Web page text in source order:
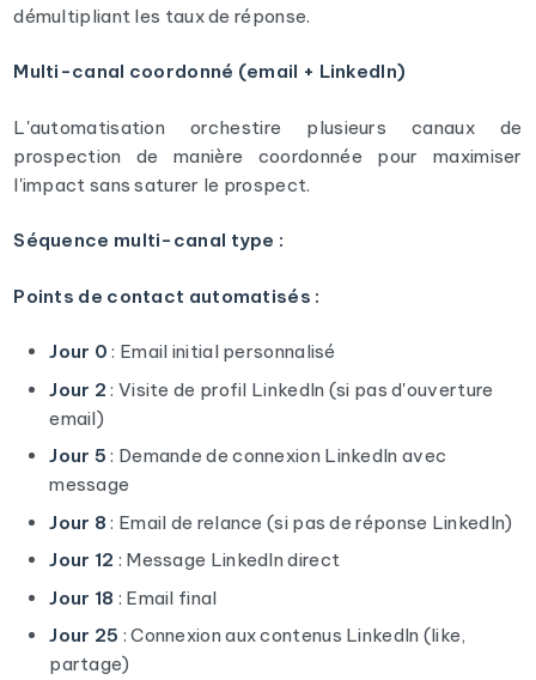
démultipliant les taux de réponse.
Multi-canal coordonné (email + LinkedIn)
L'automatisation orchestire plusieurs canaux de
prospection de manière coordonnée pour maximiser
l'impact sans saturer le prospect.
Séquence multi-canal type :
Points de contact automatisés :
Jour 0 : Email initial personnalisé
Jour 2 : Visite de profil LinkedIn (si pas d'ouverture
email)
Jour 5 : Demande de connexion LinkedIn avec
message
Jour 8 : Email de relance (si pas de réponse LinkedIn)
Jour 12 : Message LinkedIn direct
Jour 18 : Email final
Jour 25 : Connexion aux contenus LinkedIn (like,
partage)